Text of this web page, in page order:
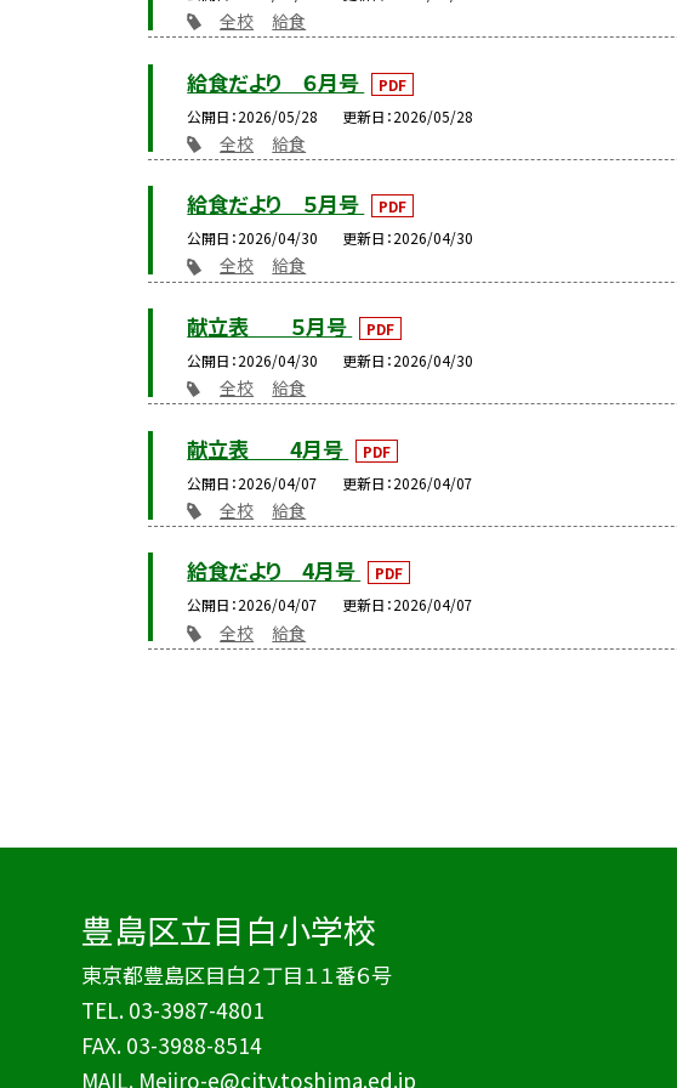
全校 給食
給食だより ６月号
PDF
公開日 2026/05/28 更新日 2026/05/28
全校 給食
給食だより ５月号
PDF
公開日 2026/04/30 更新日 2026/04/30
全校 給食
献立表 ５月号
PDF
公開日 2026/04/30 更新日 2026/04/30
全校 給食
献立表 4月号
PDF
公開日 2026/04/07 更新日 2026/04/07
全校 給食
給食だより 4月号
PDF
公開日 2026/04/07 更新日 2026/04/07
全校 給食
豊島区立目白小学校
東京都豊島区目白２丁目１１番６号
TEL. 03-3987-4801
FAX. 03-3988-8514
MAIL. Mejiro-e@city.toshima.ed.jp